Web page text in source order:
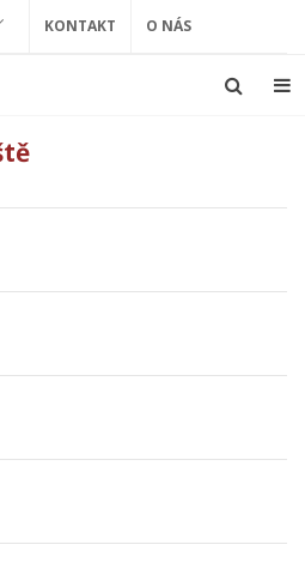
KONTAKT O NÁS